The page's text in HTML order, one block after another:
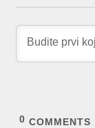
0 COMMENTS